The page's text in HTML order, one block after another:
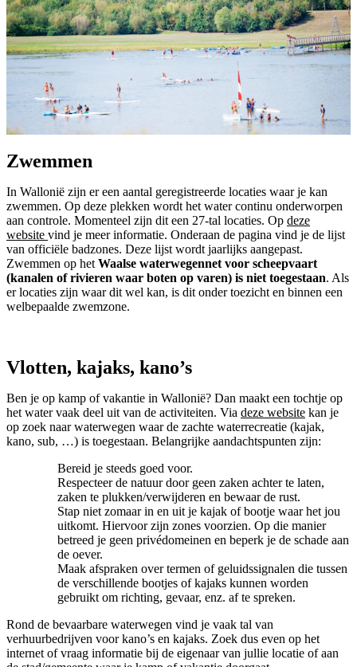
Zwemmen
In Wallonië zijn er een aantal geregistreerde locaties waar je kan
zwemmen. Op deze plekken wordt het water continu onderworpen
aan controle. Momenteel zijn dit een 27-tal locaties. Op deze
website vind je meer informatie. Onderaan de pagina vind je de lijst
van officiële badzones. Deze lijst wordt jaarlijks aangepast.
Zwemmen op het Waalse waterwegennet voor scheepvaart
(kanalen of rivieren waar boten op varen) is niet toegestaan. Als
er locaties zijn waar dit wel kan, is dit onder toezicht en binnen een
welbepaalde zwemzone.
Vlotten, kajaks, kano’s
Ben je op kamp of vakantie in Wallonië? Dan maakt een tochtje op
het water vaak deel uit van de activiteiten. Via deze website kan je
op zoek naar waterwegen waar de zachte waterrecreatie (kajak,
kano, sub, …) is toegestaan. Belangrijke aandachtspunten zijn:
Bereid je steeds goed voor.
Respecteer de natuur door geen zaken achter te laten,
zaken te plukken/verwijderen en bewaar de rust.
Stap niet zomaar in en uit je kajak of bootje waar het jou
uitkomt. Hiervoor zijn zones voorzien. Op die manier
betreed je geen privédomeinen en beperk je de schade aan
de oever.
Maak afspraken over termen of geluidssignalen die tussen
de verschillende bootjes of kajaks kunnen worden
gebruikt om richting, gevaar, enz. af te spreken.
Rond de bevaarbare waterwegen vind je vaak tal van
verhuurbedrijven voor kano’s en kajaks. Zoek dus even op het
internet of vraag informatie bij de eigenaar van jullie locatie of aan